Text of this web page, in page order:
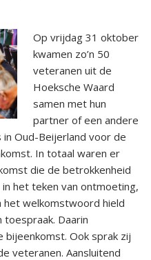
Op vrijdag 31 oktober
kwamen zo’n 50
veteranen uit de
Hoeksche Waard
samen met hun
partner of een andere
Oud-Beijerland voor de
In totaal waren er
die de betrokkenheid
het teken van ontmoeting,
het welkomstwoord hield
Daarin
bijeenkomst. Ook sprak zij
veteranen. Aansluitend